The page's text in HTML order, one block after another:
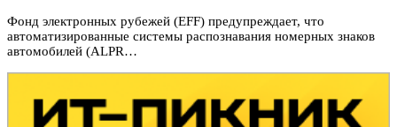
Фонд электронных рубежей (EFF) предупреждает, что
автоматизированные системы распознавания номерных знаков
автомобилей (ALPR…